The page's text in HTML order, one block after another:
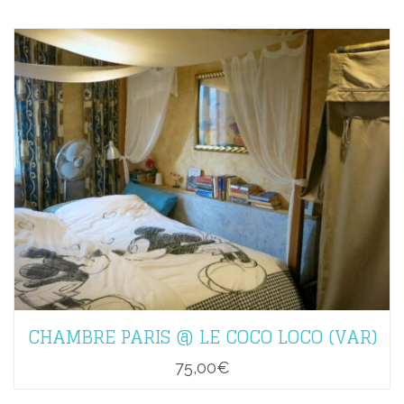
CHAMBRE PARIS @ LE COCO LOCO (VAR)
75,00€